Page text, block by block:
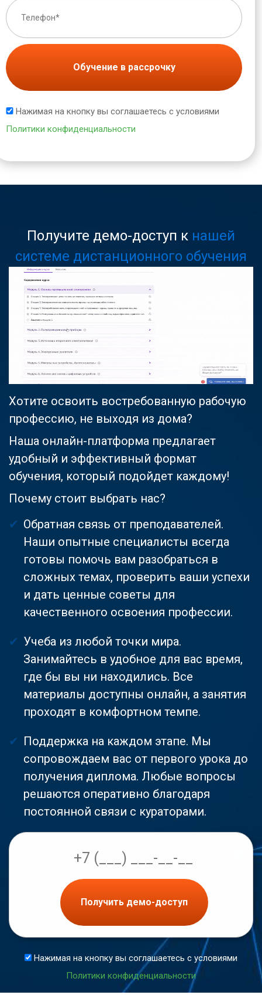
Обучение в рассрочку
Нажимая на кнопку вы соглашаетесь с условиями
Политики конфиденциальности
Получите демо-доступ к нашей
системе дистанционного обучения
Хотите освоить востребованную рабочую
профессию, не выходя из дома?
Наша онлайн-платформа предлагает
удобный и эффективный формат
обучения, который подойдет каждому!
Почему стоит выбрать нас?
Обратная связь от преподавателей.
Наши опытные специалисты всегда
готовы помочь вам разобраться в
сложных темах, проверить ваши успехи
и дать ценные советы для
качественного освоения профессии.
Учеба из любой точки мира.
Занимайтесь в удобное для вас время,
где бы вы ни находились. Все
материалы доступны онлайн, а занятия
проходят в комфортном темпе.
Поддержка на каждом этапе. Мы
сопровождаем вас от первого урока до
получения диплома. Любые вопросы
решаются оперативно благодаря
постоянной связи с кураторами.
Получить демо-доступ
Нажимая на кнопку вы соглашаетесь с условиями
Политики конфиденциальности